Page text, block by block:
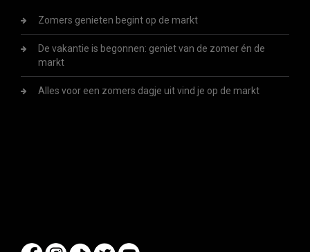
Zomers genieten begint op de markt
De vakantie is begonnen: geniet van de zomer én de
markt
Alles voor een zomers dagje uit vind je op de markt